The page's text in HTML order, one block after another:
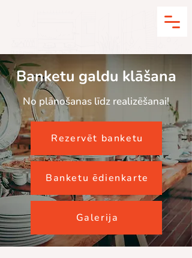
Banketu galdu klāšana
No plānošanas līdz realizēšanai!
Rezervēt banketu
Banketu ēdienkarte
Galerija